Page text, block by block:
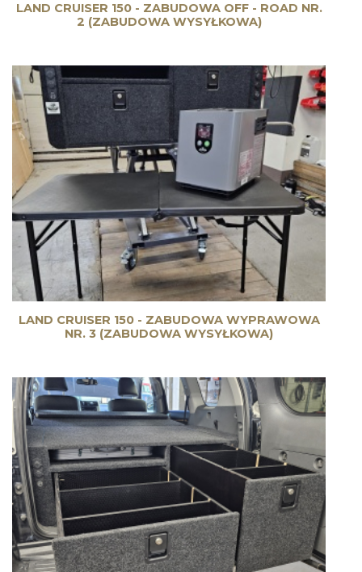
LAND CRUISER 150 - ZABUDOWA OFF - ROAD NR.
2 (ZABUDOWA WYSYŁKOWA)
LAND CRUISER 150 - ZABUDOWA WYPRAWOWA
NR. 3 (ZABUDOWA WYSYŁKOWA)